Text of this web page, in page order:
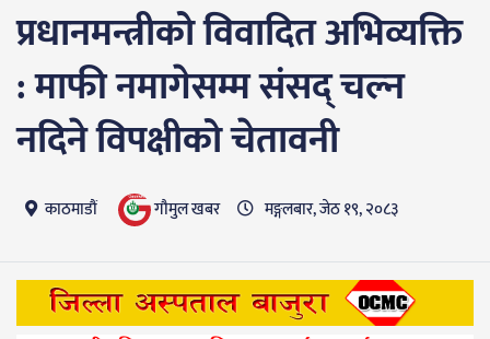
प्रधानमन्त्रीको विवादित अभिव्यक्ति
: माफी नमागेसम्म संसद् चल्न
नदिने विपक्षीको चेतावनी
काठमाडौं गाैमुल खबर मङ्गलबार, जेठ १९, २०८३